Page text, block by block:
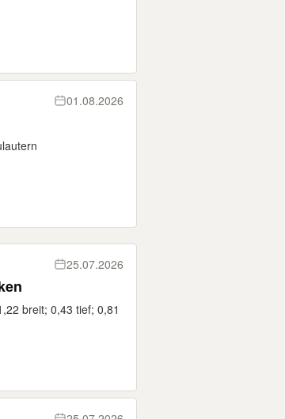
01.08.2026
25.07.2026
breit; 0,43 tief; 0,81